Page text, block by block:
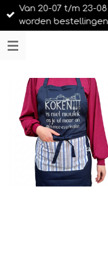
Ga
direct
de
Van 20-07 t/m 23-
worden